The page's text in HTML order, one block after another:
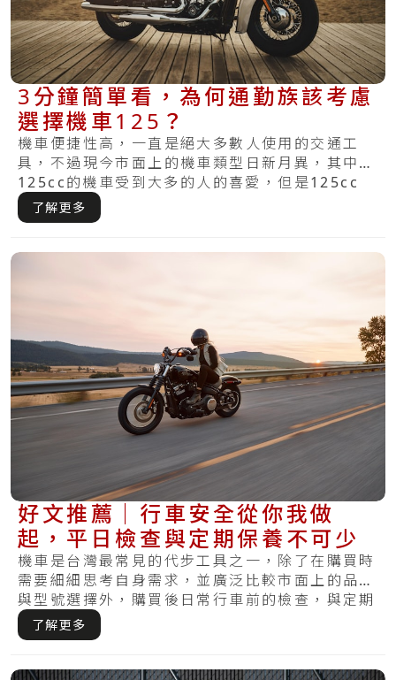
3分鐘簡單看，為何通勤族該考慮
選擇機車125？
機車便捷性高，一直是絕大多數人使用的交通工
具，不過現今市面上的機車類型日新月異，其中
125cc的機車受到大多的人的喜愛，但是125cc
的.....
了解更多
好文推薦｜行車安全從你我做
起，平日檢查與定期保養不可少
機車是台灣最常見的代步工具之一，除了在購買時
需要細細思考自身需求，並廣泛比較市面上的品牌
與型號選擇外，購買後日常行車前的檢查，與定期
保養.....
了解更多